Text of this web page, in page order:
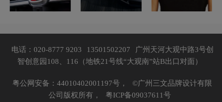
电话：020-8777 9203 13501502207
广州天河大观中路3号创
智创意园108、116（地铁21号线“大观南”站B出口对面）
粤公网安备：44010402001197号，
©广州三文品牌设计有限
公司版权所有，
粤ICP备09037611号